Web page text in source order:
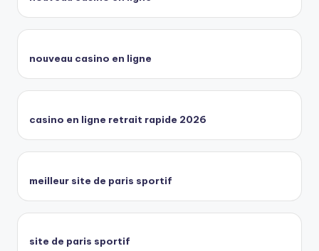
nouveau casino en ligne
casino en ligne retrait rapide 2026
meilleur site de paris sportif
site de paris sportif